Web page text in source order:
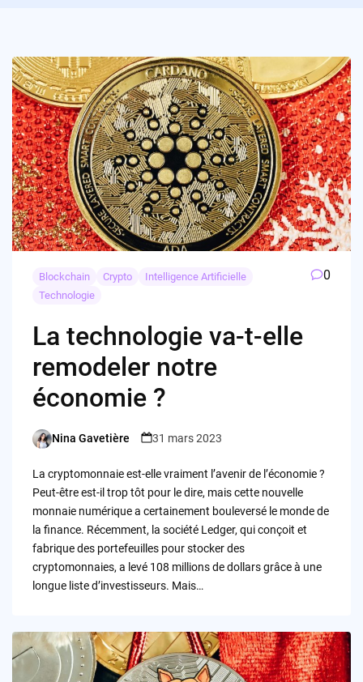
Blockchain Crypto
Intelligence Artificielle
Technologie
0
La technologie va-t-elle
remodeler notre
économie ?
Posted
Nina Gavetière 31 mars 2023
La cryptomonnaie est-elle vraiment l’avenir de l’économie ?
Peut-être est-il trop tôt pour le dire, mais cette nouvelle
monnaie numérique a certainement bouleversé le monde de
la finance. Récemment, la société Ledger, qui conçoit et
fabrique des portefeuilles pour stocker des
cryptomonnaies, a levé 108 millions de dollars grâce à une
longue liste d’investisseurs. Mais…